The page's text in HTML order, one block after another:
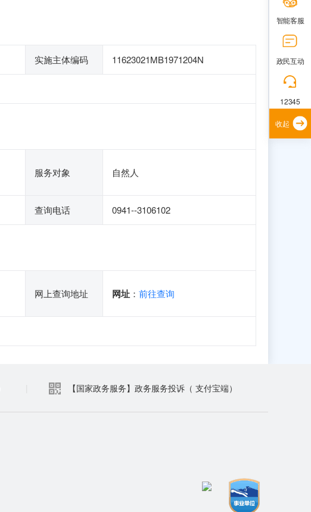
实施主体编码 11623021MB1971204N
服务对象 自然人
查询电话 0941--3106102
网上查询地址 网址 ： 前往查询
【国家政务服务】政务服务投诉（ 支付宝端）
智能客服
政民互动
12345
收起